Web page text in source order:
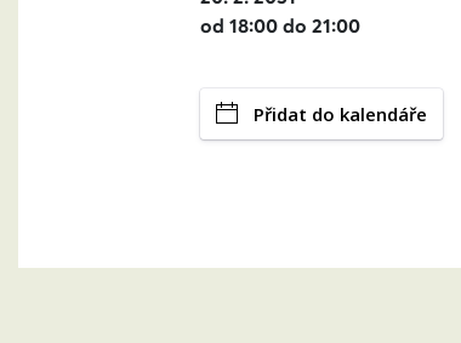
od 18:00 do 21:00
Přidat do kalendáře